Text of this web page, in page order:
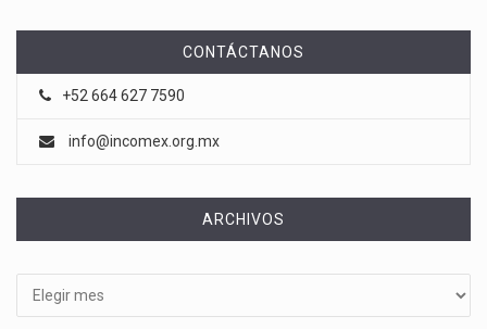
CONTÁCTANOS
+52 664 627 7590
info@incomex.org.mx
ARCHIVOS